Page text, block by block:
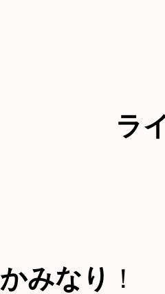
ラ
かみなり
！